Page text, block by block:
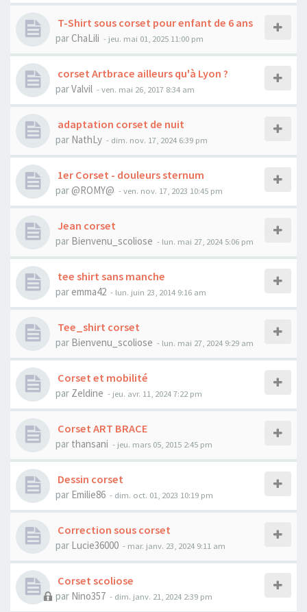
T-Shirt sous corset pour enfant de 6 ans
par ChaLili - jeu. mai 01, 2025 11:00 pm
corset Artbrace ailleurs qu'à Lyon ?
parValvil - ven. mai 26, 2017 8:34 am
adaptation corset de nuit
par NathLy - dim. nov. 17, 2024 6:39 pm
1er Corset - douleurs sternum
par@ROMY@ - ven. nov. 17, 2023 10:45 pm
Jean corset
par Bienvenu_scoliose - lun. mai 27, 2024 5:06 pm
tee shirt sans manche
par emma42 - lun. juin 23, 2014 9:16 am
Tee_shirt corset
par Bienvenu_scoliose - lun. mai 27, 2024 9:29 am
Corset et mobilité
par Zeldine - jeu. avr. 11, 2024 7:22 pm
Corset ART BRACE
par thansani - jeu. mars 05, 2015 2:45 pm
Dessin corset
par Emilie86 - dim. oct. 01, 2023 10:19 pm
Correction sous corset
par Lucie36000 - mar. janv. 23, 2024 9:11 am
Corset scoliose
par Nino357 - dim. janv. 21, 2024 2:39 pm